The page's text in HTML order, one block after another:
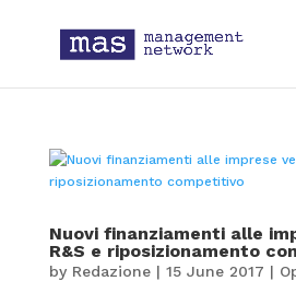
Nuovi finanziamenti alle
R&S e riposizionamento
by Redazione| 15 June 2017 |